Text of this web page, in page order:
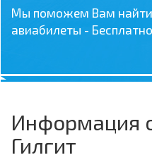
Мы поможем Вам
авиабилеты -
Информация
Гилгит